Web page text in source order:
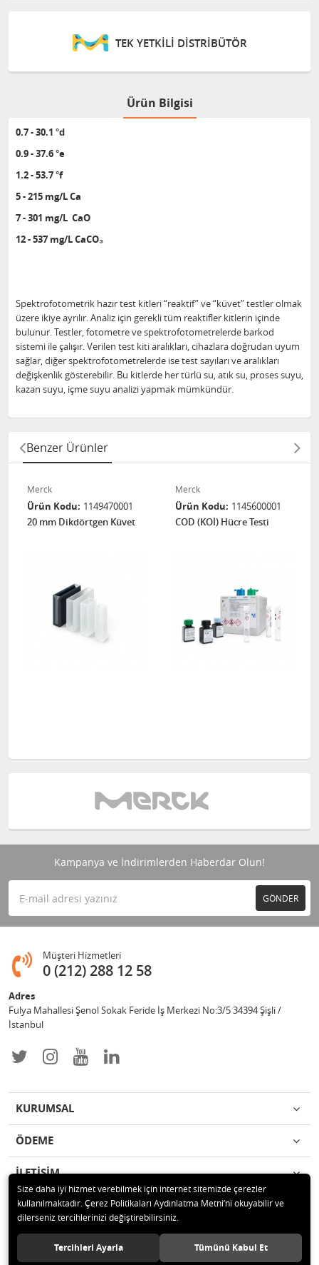
TEK YETKİLİ DİSTRİBÜTÖR
Ürün Bilgisi
0.7 - 30.1 °d
0.9 - 37.6 °e
1.2 - 53.7 °f
5 - 215 mg/L Ca
7 - 301 mg/L CaO
12 - 537 mg/L CaCO₃
Spektrofotometrik hazır test kitleri “reaktif” ve “küvet” testler olmak
üzere ikiye ayrılır. Analiz için gerekli tüm reaktifler kitlerin içinde
bulunur. Testler, fotometre ve spektrofotometrelerde barkod
sistemi ile çalışır. Verilen test kiti aralıkları, cihazlara doğrudan uyum
sağlar, diğer spektrofotometrelerde ise test sayıları ve aralıkları
değişkenlik gösterebilir. Bu kitlerde her türlü su, atık su, proses suyu,
kazan suyu, içme suyu analizi yapmak mümkündür.
Benzer Ürünler
Merck
Ürün Kodu 1149470001
20 mm Dikdörtgen Küvet
Merck
Ürün Kodu 1145600001
COD (KOİ) Hücre Testi
Kampanya ve İndirimlerden Haberdar Olun!
GÖNDER
Müşteri Hizmetleri
0 (212) 288 12 58
Adres
Fulya Mahallesi Şenol Sokak Feride İş Merkezi No:3/5 34394 Şişli /
İstanbul
KURUMSAL
ÖDEME
İLETİŞİM
© 2019 Enotek Mühendislik ve Danışmalık Hizm. San. ve Tic. A.Ş. Tüm
hakları saklıdır.
Size daha iyi hizmet verebilmek için internet sitemizde çerezler
kullanılmaktadır. Çerez Politikaları Aydınlatma Metni’ni okuyabilir ve
dilerseniz tercihlerinizi değiştirebilirsiniz.
Tercihleri Ayarla Tümünü Kabul Et